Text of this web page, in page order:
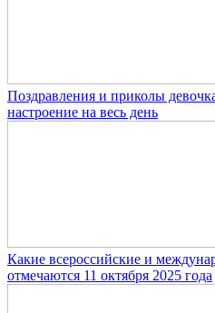
Поздравления и приколы
настроение на весь день
Какие всероссийские и
отмечаются 11 октября 2025 года